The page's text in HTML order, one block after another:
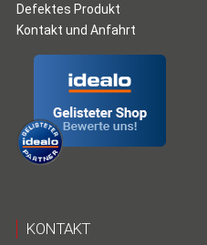
Defektes Produkt
Kontakt und Anfahrt
KONTAKT